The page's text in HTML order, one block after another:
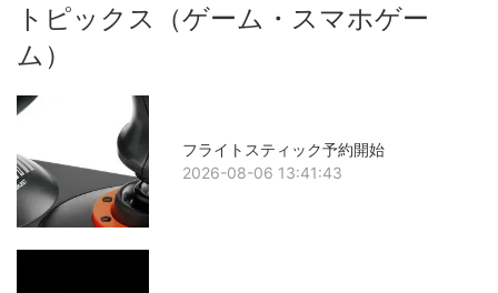
トピックス（ゲーム・スマホゲー
ム）
フライトスティック予約開始
2026-08-06 13:41:43